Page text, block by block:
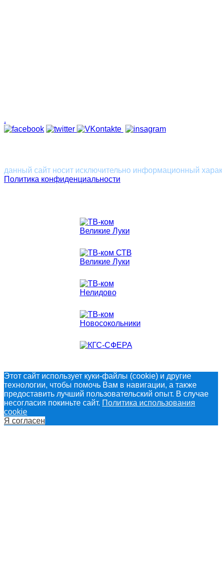
.
данный сайт носит исключительно информационный
Политика конфиденциальности
Этот сайт использует куки-файлы (cookie) и другие
технологии, чтобы помочь Вам в навигации, а также
предоставить лучший пользовательский опыт. В случае
несогласия покиньте сайт. Политика использования
cookie
Я согласен